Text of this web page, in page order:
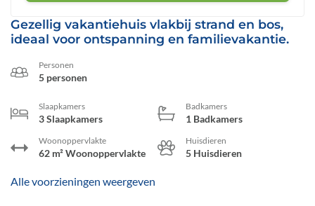
Gezellig vakantiehuis vlakbij strand en bos,
ideaal voor ontspanning en familievakantie.
Personen
5 personen
Slaapkamers
3 Slaapkamers
Badkamers
1 Badkamers
Woonoppervlakte
62 m² Woonoppervlakte
Huisdieren
5 Huisdieren
Alle voorzieningen weergeven